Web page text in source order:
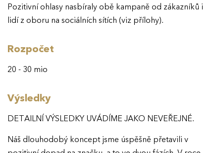
Pozitivní ohlasy nasbíraly obě kampaně od zákazníků i
lidí z oboru na sociálních sítích (viz přílohy).
Rozpočet
20 - 30 mio
Výsledky
DETAILNÍ VÝSLEDKY UVÁDÍME JAKO NEVEŘEJNÉ.
Náš dlouhodobý koncept jsme úspěšně přetavili v